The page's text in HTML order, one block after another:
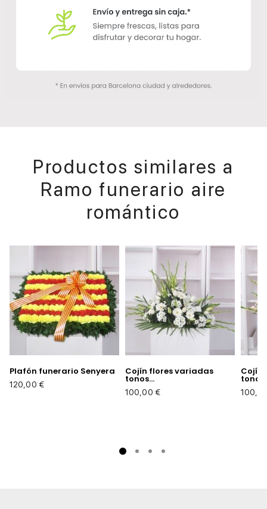
Productos similares a
Ramo funerario aire
romántico
Plafón funerario Senyera
Precio
120,00 €
Cojín flores variadas
tonos...
Precio
100,00 €
Cojín
Precio